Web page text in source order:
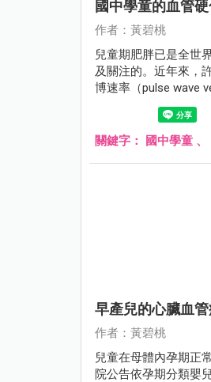
國中學童的血管
作者：黃碧桃
兒童期肥胖已是全世
及關注的。近年來，
博速率（pulse wave
關鍵字： 國中學童 、
早產兒的心臟血
作者：黃碧桃
兒童在母體內孕期正
院公告依孕期分類嬰